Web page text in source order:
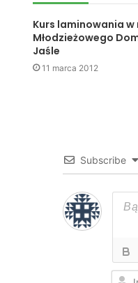
Kurs laminowania
Młodzieżowego
Jaśle
11 marca 2012
Subscribe